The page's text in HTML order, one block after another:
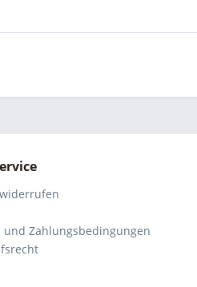
und Zahlungsbedingungen